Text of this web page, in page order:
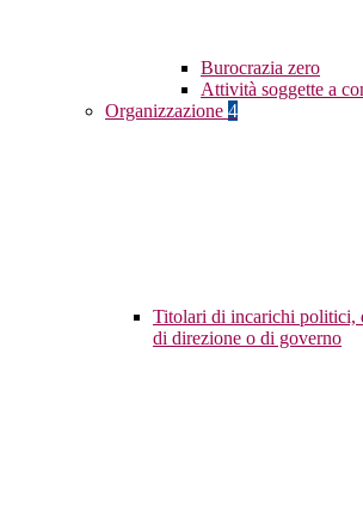
Burocrazia zero
Attività soggette a
Organizzazione 4
Titolari di incarichi politici,
di direzione o di governo